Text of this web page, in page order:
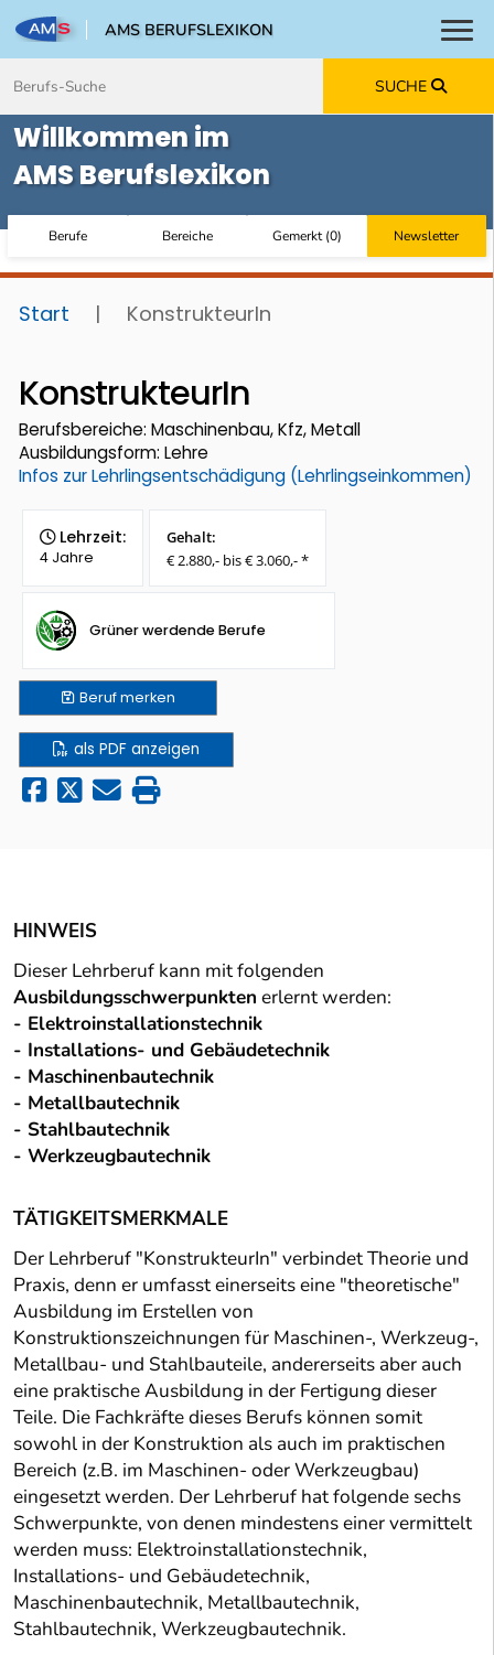
AMS BERUFSLEXIKON
SUCHE
Willkommen im
AMS Berufslexikon
Berufe Bereiche Gemerkt(0) Newsletter
Start | KonstrukteurIn
KonstrukteurIn
Berufsbereiche: Maschinenbau, Kfz, Metall
Ausbildungsform: Lehre
Infos zur Lehrlingsentschädigung (Lehrlingseinkommen)
Lehrzeit:
4 Jahre
Gehalt:
€ 2.880,- bis € 3.060,- *
Grüner werdende Berufe
Berufmerken
als PDF anzeigen
HINWEIS
Dieser Lehrberuf kann mit folgenden
Ausbildungsschwerpunkten erlernt werden:
- Elektroinstallationstechnik
- Installations- und Gebäudetechnik
- Maschinenbautechnik
- Metallbautechnik
- Stahlbautechnik
- Werkzeugbautechnik
TÄTIGKEITSMERKMALE
Der Lehrberuf "KonstrukteurIn" verbindet Theorie und
Praxis, denn er umfasst einerseits eine "theoretische"
Ausbildung im Erstellen von
Konstruktionszeichnungen für Maschinen-, Werkzeug-,
Metallbau- und Stahlbauteile, andererseits aber auch
eine praktische Ausbildung in der Fertigung dieser
Teile. Die Fachkräfte dieses Berufs können somit
sowohl in der Konstruktion als auch im praktischen
Bereich (z.B. im Maschinen- oder Werkzeugbau)
eingesetzt werden. Der Lehrberuf hat folgende sechs
Schwerpunkte, von denen mindestens einer vermittelt
werden muss: Elektroinstallationstechnik,
Installations- und Gebäudetechnik,
Maschinenbautechnik, Metallbautechnik,
Stahlbautechnik, Werkzeugbautechnik.